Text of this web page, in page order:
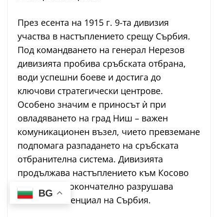
През есента на 1915 г. 9-та дивизия
участва в настъплението срещу Сърбия.
Под командването на генерал Нерезов
дивизията пробива сръбската отбрана,
води успешни боеве и достига до
ключови стратегически центрове.
Особено значим е приносът ѝ при
овладяването на град Ниш – важен
комуникационен възел, чието превземане
подпомага разпадането на сръбската
отбранителна система. Дивизията
продължава настъплението към Косово
поле, което окончателно разрушава
военния потенциал на Сърбия.
BG